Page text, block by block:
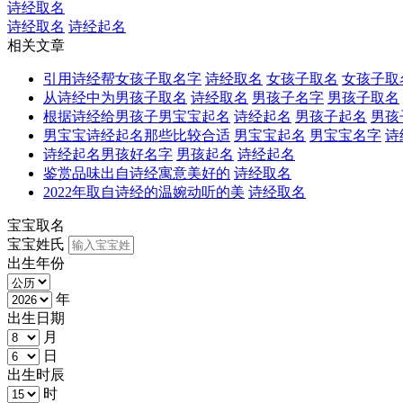
诗经取名
诗经取名 诗经起名
相关文章
引用诗经帮女孩子取名字 诗经取名 女孩子取名 女孩子取
从诗经中为男孩子取名 诗经取名 男孩子名字 男孩子取名
根据诗经给男孩子男宝宝起名 诗经起名 男孩子起名 男孩
男宝宝诗经起名那些比较合适 男宝宝起名 男宝宝名字 诗
诗经起名男孩好名字 男孩起名 诗经起名
鉴赏品味出自诗经寓意美好的 诗经取名
2022年取自诗经的温婉动听的美 诗经取名
宝宝取名
宝宝姓氏
出生年份
年
出生日期
月
日
出生时辰
时